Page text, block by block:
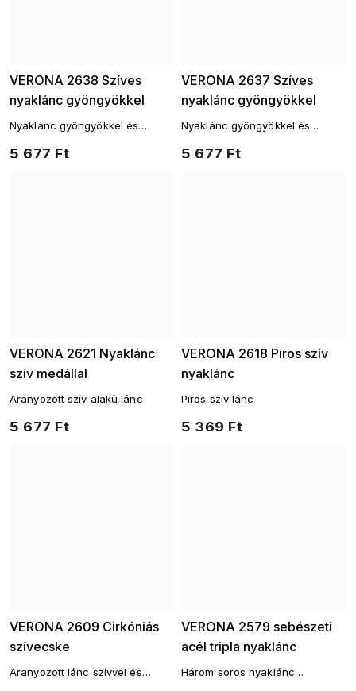
VERONA 2638 Szíves
nyaklánc gyöngyökkel
5 677 Ft
Nyaklánc gyöngyökkel és
VERONA 2637 Szíves
nyaklánc gyöngyökkel
5 677 Ft
Nyaklánc gyöngyökkel és
aranyozva
VERONA 2621 Nyaklánc
szív medállal
5 677 Ft
Aranyozott szív alakú lánc
VERONA 2618 Piros szív
nyaklánc
5 369 Ft
Piros szív lánc
VERONA 2609 Cirkóniás
szívecske
Aranyozott lánc szívvel és
VERONA 2579 sebészeti
acél tripla nyaklánc
Három soros nyaklánc